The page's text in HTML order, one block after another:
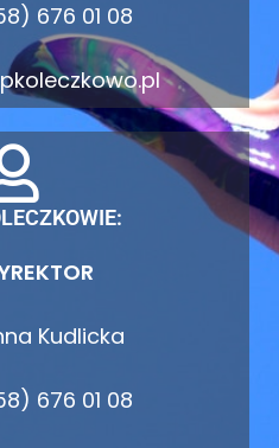
676 01 08
Kudlicka
676 01 08